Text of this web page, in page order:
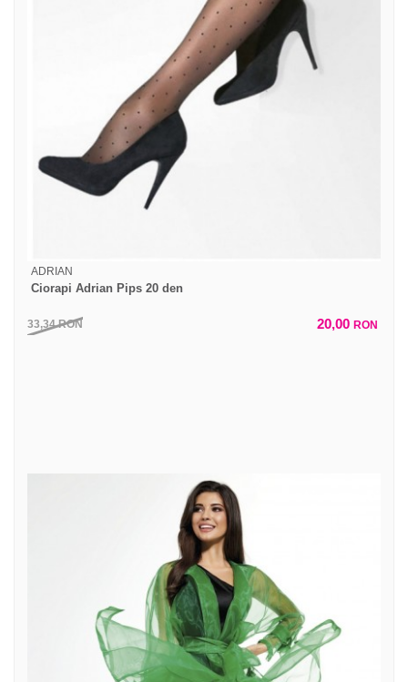
ADRIAN
Ciorapi Adrian Pips 20 den
33,34RON 20,00 RON